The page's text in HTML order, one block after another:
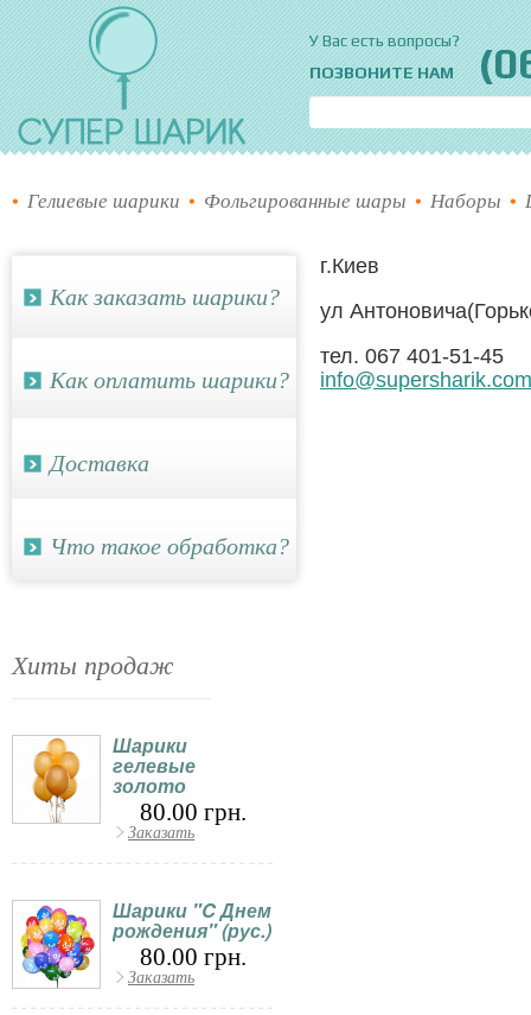
Супер шарик
У Вас есть вопросы?
ПОЗВОНИТЕ НАМ
Гелиевые шарики Фольгированные шары Наборы
г.Киев
ул
тел. 067 401-51-45
info@supersharik.com
Как заказать шарики?
Как оплатить шарики?
Доставка
Что такое обработка?
Хиты продаж
Шарики
гелевые
золото
80.00 грн.
Заказать
Шарики "C Днем
рождения" (рус.)
80.00 грн.
Заказать